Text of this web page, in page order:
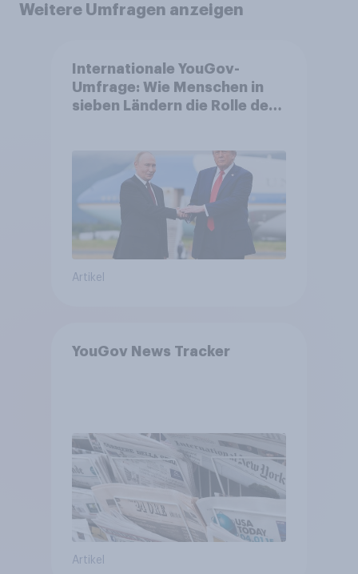
Weitere Umfragen anzeigen
Internationale YouGov-
Umfrage: Wie Menschen in
sieben Ländern die Rolle der
Bedrohungen und Bündnisse
bewerten
Artikel
YouGov News Tracker
Artikel